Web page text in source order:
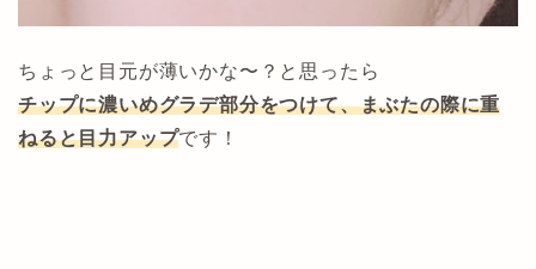
ちょっと目元が薄いかな〜？と思ったら
チップに濃いめグラデ部分をつけて、まぶたの際に重
ねると目力アップです！